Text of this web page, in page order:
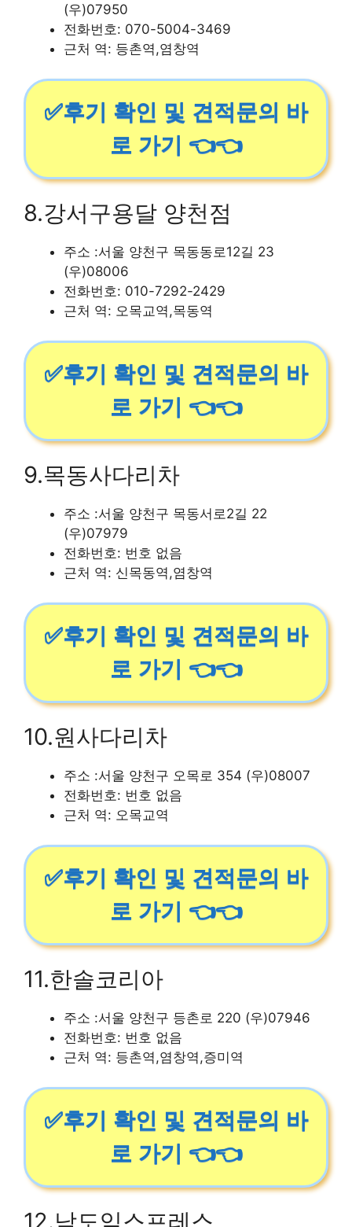
(우)07950
전화번호: 070-5004-3469
근처 역: 등촌역,염창역
✅후기 확인 및 견적문의 바
로 가기 👈👈
8.강서구용달 양천점
주소 :서울 양천구 목동동로12길 23
(우)08006
전화번호: 010-7292-2429
근처 역: 오목교역,목동역
✅후기 확인 및 견적문의 바
로 가기 👈👈
9.목동사다리차
주소 :서울 양천구 목동서로2길 22
(우)07979
전화번호: 번호 없음
근처 역: 신목동역,염창역
✅후기 확인 및 견적문의 바
로 가기 👈👈
10.원사다리차
주소 :서울 양천구 오목로 354 (우)08007
전화번호: 번호 없음
근처 역: 오목교역
✅후기 확인 및 견적문의 바
로 가기 👈👈
11.한솔코리아
주소 :서울 양천구 등촌로 220 (우)07946
전화번호: 번호 없음
근처 역: 등촌역,염창역,증미역
✅후기 확인 및 견적문의 바
로 가기 👈👈
12.남도익스프레스